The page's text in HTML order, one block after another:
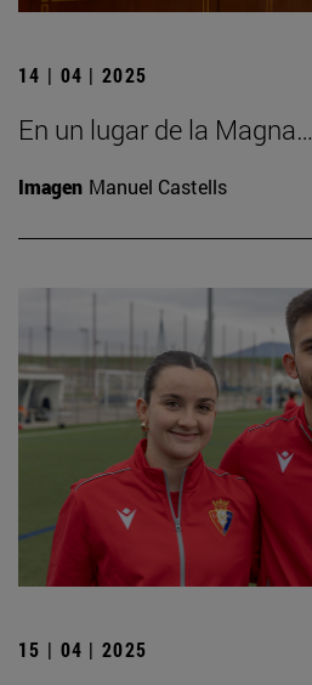
14 | 04 | 2025
En un lugar de la Magna…
Imagen Manuel Castells
15 | 04 | 2025